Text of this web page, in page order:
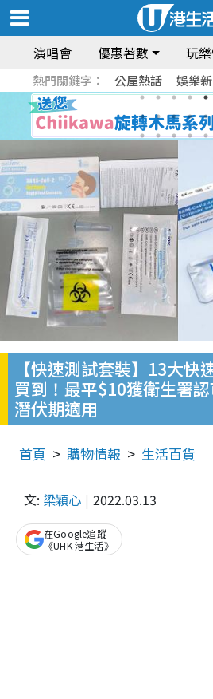
演唱會 優惠著數 玩
熱門關鍵字： 公屋熱話 娛樂
【快速測試套裝】13大快
買到！最平$10獲衛生署
潛伏期適用
首頁 購物情報 生活百貨
文: 梁穎心 2022.03.13
在Google追蹤
《UHK 港生活》